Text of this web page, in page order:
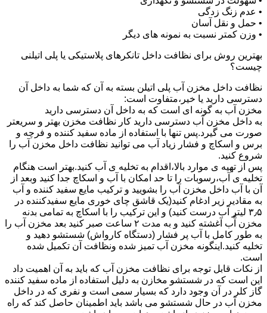
• عدم زنگ زدگی
• حمل و نقل آسان
• وزن کمتر نسبت به نمونه های دیگر
بهترین روش برای نظافت داخل تانکرهای پلاستیکی یا پلی اتیلنی
چیست؟
نظافت داخل مخزن آب پلی اتیلن بسته به آن که شما به داخل آن
دسترسی دارید یا خیر،متفاوت است:
مخزن آب به گونه ای است که به داخل آن دسترسی دارید
به داخل مخزن آب دسترسی دارید کار نظافت مخزن بهتر و سریعتر
صورت می گیرد.پس تنها با استفاده از ماده سفید کننده و فرچه و
برس و اسکاچ و فشار زیاد آب می توانید نظافت داخل مخزن آب را
شروع کنید.
پس از تهیه ی موارد بالا،اقدام به تخلیه ی آب کنید.بهتر است هنگام
تخلیه ی آب،رسوبات را تا حد امکان با آب و اسکاچ جدا کنید وبعد از
آن با آب داخل مخزن آب را بشویید و ترکیب مایع سفید کننده و آب
به مقادیر زیر ادغام کنید(یک قاشق چای خوری مایع سفیدکننده در
۳٫۵ لیتر آب درست کنید) و این ترکیب را با اسکاچ به تمامی بدنه
مخزن آّب آغشته کنید و به مدت ۲ ساعت صبر کنید بعد مخزن آب را
به طور کامل با آب پر فشار (دستگاه کارواش) شستشو دهید و
تخلیه کنید.اینگونه مخزن آب تمیز شده ونظافت آن تکمیل شده
است.
از نکات قابل توجه برای نظافت مخزن آب که باید به آن اهمیت داد
این است که در شستشو مخازن به دلیل استفاده از ماده سفید کننده
گاز کلر در آن وجود دارد که بسیار سمی است و نفری که در داخل
مخزن آب در حال شستشو می باشد باید اطمینان حاصل کند که راه